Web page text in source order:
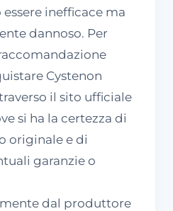
inefficace ma
dannoso. Per
Cystenon
il sito ufficiale
si ha la certezza di
originale e di
garanzie o
dal produttore